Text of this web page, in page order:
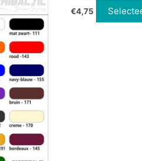
€4,75